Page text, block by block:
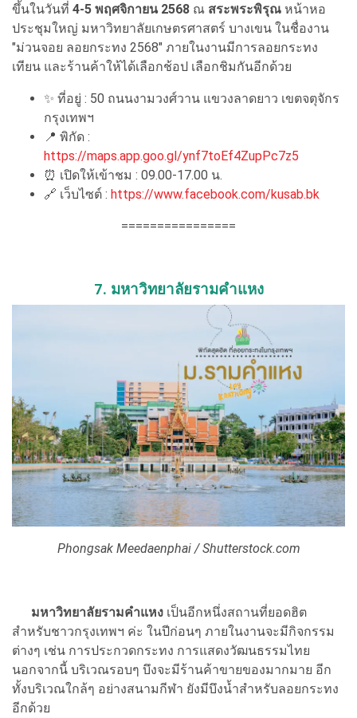
ขึ้นในวันที่ 4-5 พฤศจิกายน 2568 ณ สระพระพิรุณ หน้าหอ
ประชุมใหญ่ มหาวิทยาลัยเกษตรศาสตร์ บางเขน ในชื่องาน
"ม่วนจอย ลอยกระทง 2568" ภายในงานมีการลอยกระทง
เทียน และร้านค้าให้ได้เลือกช้อป เลือกชิมกันอีกด้วย
✨ ที่อยู่ : 50 ถนนงามวงศ์วาน แขวงลาดยาว เขตจตุจักร
กรุงเทพฯ
📍 พิกัด :
https://maps.app.goo.gl/ynf7toEf4ZupPc7z5
⏰ เปิดให้เข้าชม : 09.00-17.00 น.
🔗 เว็บไซต์ : https://www.facebook.com/kusab.bk
================
7. มหาวิทยาลัยรามคำแหง
Phongsak Meedaenphai / Shutterstock.com
มหาวิทยาลัยรามคำแหง เป็นอีกหนึ่งสถานที่ยอดฮิต
สำหรับชาวกรุงเทพฯ ค่ะ ในปีก่อนๆ ภายในงานจะมีกิจกรรม
ต่างๆ เช่น การประกวดกระทง การแสดงวัฒนธรรมไทย
นอกจากนี้ บริเวณรอบๆ บึงจะมีร้านค้าขายของมากมาย อีก
ทั้งบริเวณใกล้ๆ อย่างสนามกีฬา ยังมีบึงน้ำสำหรับลอยกระทง
อีกด้วย